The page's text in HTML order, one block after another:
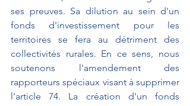
ses preuves. Sa dilution au sein d'un
fonds d'investissement pour les
territoires se fera au détriment des
collectivités rurales. En ce sens, nous
soutenons l'amendement des
rapporteurs spéciaux visant à supprimer
l'article 74. La création d'un fonds